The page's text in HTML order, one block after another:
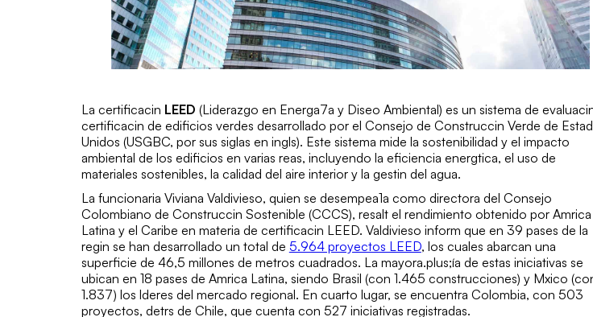
La certificacin LEED (Liderazgo en Energa7a y Diseo Ambiental) es un sistema de
certificacin de edificios verdes desarrollado por el Consejo de Construccin Verde de
Unidos (USGBC, por sus siglas en ingls). Este sistema mide la sostenibilidad y el impacto
ambiental de los edificios en varias reas, incluyendo la eficiencia energtica, el uso de
materiales sostenibles, la calidad del aire interior y la gestin del agua.
La funcionaria Viviana Valdivieso, quien se desempea1a como directora del Consejo
Colombiano de Construccin Sostenible (CCCS), resalt el rendimiento obtenido por Amrica
Latina y el Caribe en materia de certificacin LEED. Valdivieso inform que en 39 pases de la
regin se han desarrollado un total de 5.964 proyectos LEED, los cuales abarcan una
superficie de 46,5 millones de metros cuadrados. La mayora.plus;ía de estas iniciativas se
ubican en 18 pases de Amrica Latina, siendo Brasil (con 1.465 construcciones) y Mxico
1.837) los lderes del mercado regional. En cuarto lugar, se encuentra Colombia, con 503
proyectos, detrs de Chile, que cuenta con 527 iniciativas registradas.